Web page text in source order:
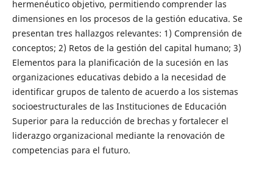
hermenéutico objetivo, permitiendo comprender las
dimensiones en los procesos de la gestión educativa. Se
presentan tres hallazgos relevantes: 1) Comprensión de
conceptos; 2) Retos de la gestión del capital humano; 3)
Elementos para la planificación de la sucesión en las
organizaciones educativas debido a la necesidad de
identificar grupos de talento de acuerdo a los sistemas
socioestructurales de las Instituciones de Educación
Superior para la reducción de brechas y fortalecer el
liderazgo organizacional mediante la renovación de
competencias para el futuro.